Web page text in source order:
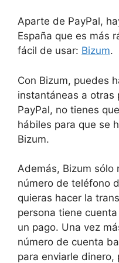
Aparte de PayPal,
España que es más
fácil de usar: Bizum.
Con Bizum, puedes
instantáneas a otras
PayPal, no tienes
hábiles para que se
Bizum.
Además, Bizum sólo
número de teléfono
quieras hacer la
persona tiene
un pago. Una vez
número de cuenta
para enviarle dinero,